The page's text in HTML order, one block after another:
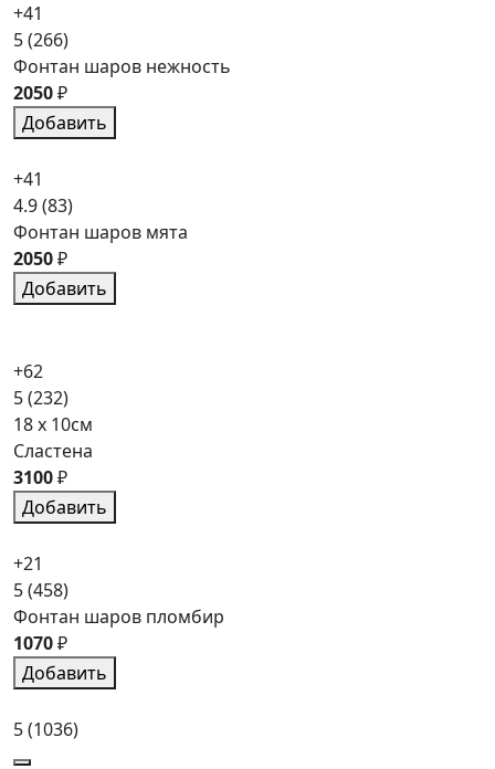
+41
5(266)
Фонтан шаров нежность
2050₽
Добавить
+41
4.9(83)
Фонтан шаров мята
2050₽
Добавить
+62
5(232)
18 x 10см
Сластена
3100₽
Добавить
+21
5(458)
Фонтан шаров пломбир
1070₽
Добавить
5(1036)